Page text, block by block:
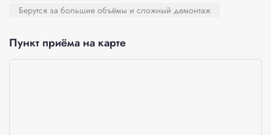
Берутся за большие объёмы и сложный демонтаж
Пункт приёма на карте